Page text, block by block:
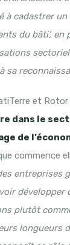
à cadastrer
du bâti’,
sa
et
dans le
de
commence
entreprises
développer
plutôt
longueurs